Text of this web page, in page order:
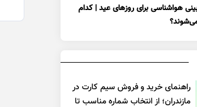
هواشناسی برای روزهای عید | کدام
راهنمای خرید و فروش سیم کارت در
مازندران؛ از انتخاب شماره مناسب تا